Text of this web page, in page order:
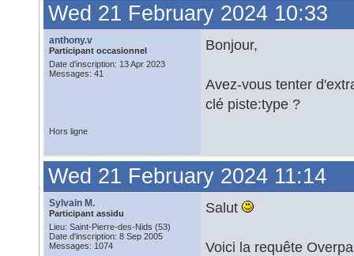
Wed 21 February 2024 10:33
anthony.v
Participant occasionnel
Date d'inscription: 13 Apr 2023
Messages: 41
Bonjour,
Avez-vous tenter
clé piste:type ?
Hors ligne
Wed 21 February 2024 11:14
Sylvain M.
Participant assidu
Lieu: Saint-Pierre-des-Nids (53)
Date d'inscription: 8 Sep 2005
Messages: 1074
Salut
Voici la requête